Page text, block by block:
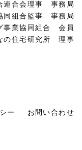
連合会理事 事務局
同組合監事 事務局
事業協同組合 会員
の住宅研究所 理事
ー お問い合わせ